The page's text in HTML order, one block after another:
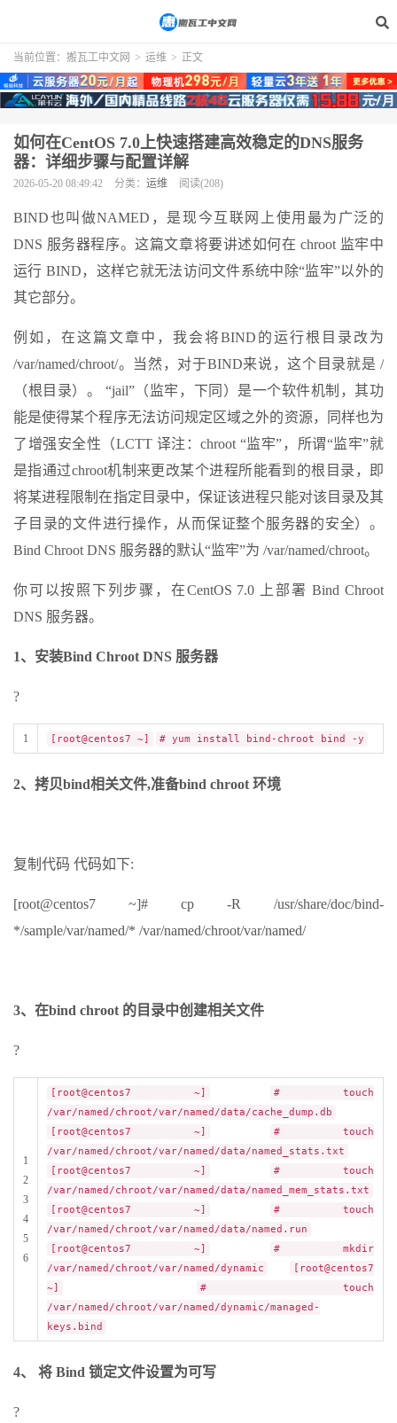
当前位置： 搬瓦工中文网 > 运维 > 正文
如何在CentOS 7.0上快速搭建高效稳定的DNS服务
器：详细步骤与配置详解
2026-05-20 08:49:42 分类： 运维 阅读(208)
BIND也叫做NAMED，是现今互联网上使用最为广泛的
DNS 服务器程序。这篇文章将要讲述如何在 chroot 监牢中
运行 BIND，这样它就无法访问文件系统中除“监牢”以外的
其它部分。
例如，在这篇文章中，我会将BIND的运行根目录改为
/var/named/chroot/。当然，对于BIND来说，这个目录就是 /
（根目录）。 “jail”（监牢，下同）是一个软件机制，其功
能是使得某个程序无法访问规定区域之外的资源，同样也为
了增强安全性（LCTT 译注：chroot “监牢”，所谓“监牢”就
是指通过chroot机制来更改某个进程所能看到的根目录，即
将某进程限制在指定目录中，保证该进程只能对该目录及其
子目录的文件进行操作，从而保证整个服务器的安全）。
Bind Chroot DNS 服务器的默认“监牢”为 /var/named/chroot。
你可以按照下列步骤，在CentOS 7.0 上部署 Bind Chroot
DNS 服务器。
1、安装Bind Chroot DNS 服务器
?
1 [root@centos7 ~] # yum install bind-chroot bind -y
2、拷贝bind相关文件,准备bind chroot 环境
复制代码 代码如下:
[root@centos7 ~]# cp -R /usr/share/doc/bind-
*/sample/var/named/* /var/named/chroot/var/named/
3、在bind chroot 的目录中创建相关文件
?
1
2
3
4
5
6
[root@centos7 ~]
# touch
/var/named/chroot/var/named/data/cache_dump.db
[root@centos7 ~]
# touch
/var/named/chroot/var/named/data/named_stats.txt
[root@centos7 ~]
# touch
/var/named/chroot/var/named/data/named_mem_stats.txt
[root@centos7 ~]
# touch
/var/named/chroot/var/named/data/named.run
[root@centos7 ~]
# mkdir
/var/named/chroot/var/named/dynamic
[root@centos7
~]
# touch
/var/named/chroot/var/named/dynamic/managed-
keys.bind
4、 将 Bind 锁定文件设置为可写
?